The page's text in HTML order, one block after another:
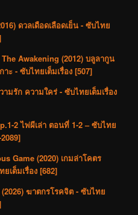
ดวลเดือดเลือดเย็น - ซับไทย
Awakening (2012) บลูลากูน
ะ - ซับไทยเต็มเรื่อง [507]
ามรัก ความใคร่ - ซับไทยเต็มเรื่อง
2 ไพ่ผีเล่า ตอนที่ 1-2 – ซับไทย
Game (2020) เกมล่าโคตร
เต็มเรื่อง [682]
ฆาตกรโรคจิต - ซับไทย